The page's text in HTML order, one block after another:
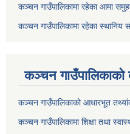
कञ्चन गाउँपालिकामा रहेका आमा
कञ्चन गाउँपालिकामा रहेका स्थानिय
कञ्चन गाउँपालिकाकाे
कञ्चन गाउँपालिकाको आधारभूत
कञ्चन गाउँपालिकामा शिक्षा तथा